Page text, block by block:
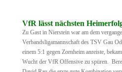
VfR lässt nächsten
Zu Gast in Nierstein war am dem
Verbandsligamannschaft des TSV Gau
einem 5:1 gegen Zornheim anreiste,
Wucht der VfR Offensive zu spüren.